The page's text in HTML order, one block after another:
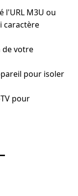
l'URL M3U ou
caractère
de votre
pour isoler
pour